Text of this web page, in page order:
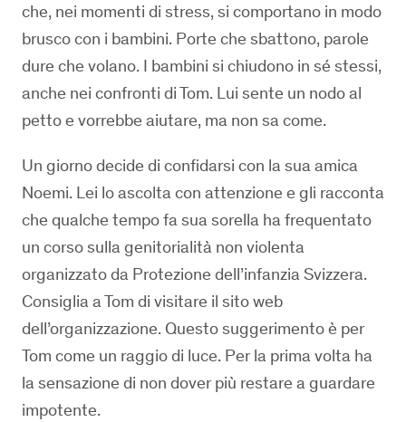
che, nei momenti di stress, si comportano in modo
brusco con i bambini. Porte che sbattono, parole
dure che volano. I bambini si chiudono in sé stessi,
anche nei confronti di Tom. Lui sente un nodo al
petto e vorrebbe aiutare, ma non sa come.
Un giorno decide di confidarsi con la sua amica
Noemi. Lei lo ascolta con attenzione e gli racconta
che qualche tempo fa sua sorella ha frequentato
un corso sulla genitorialità non violenta
organizzato da Protezione dell’infanzia Svizzera.
Consiglia a Tom di visitare il sito web
dell’organizzazione. Questo suggerimento è per
Tom come un raggio di luce. Per la prima volta ha
la sensazione di non dover più restare a guardare
impotente.